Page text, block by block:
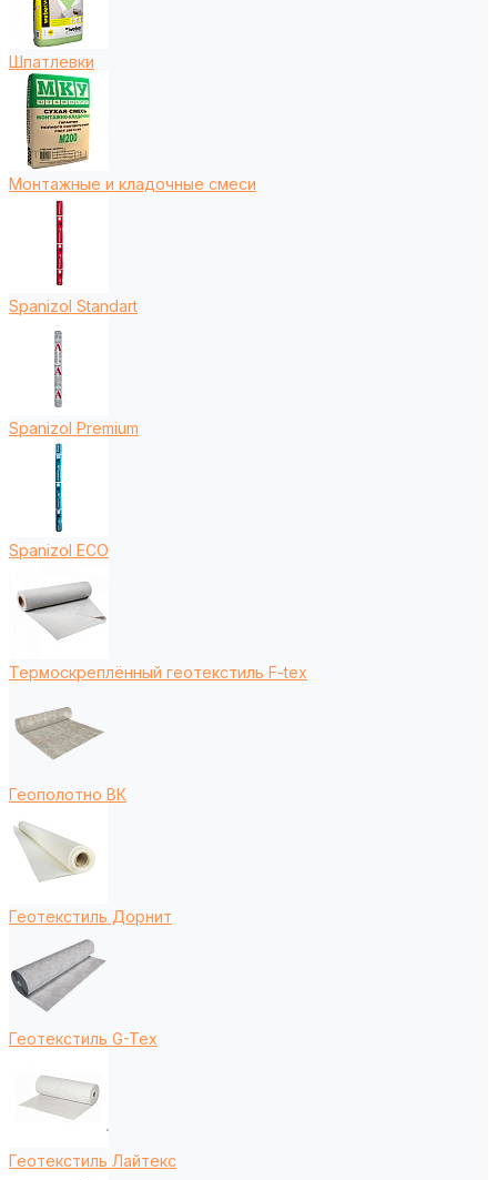
Шпатлевки
Монтажные и кладочные смеси
Spanizol Standart
Spanizol Premium
Spanizol ECO
Термоскреплённый геотекстиль F-tex
Геополотно ВК
Геотекстиль Дорнит
Геотекстиль G-Tex
Геотекстиль Лайтекс